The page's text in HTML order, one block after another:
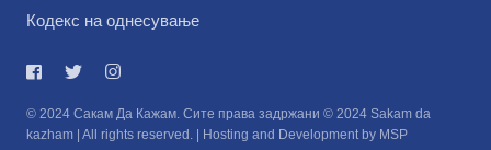
Кодекс на однесување
© 2024 Сакам Да Кажам. Сите права задржани © 2024 Sakam da
kazham | All rights reserved. | Hosting and Development by MSP